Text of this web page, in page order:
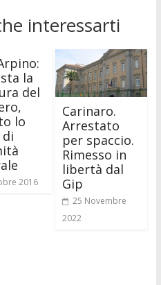
interessarti
la
del
lo
2016
Carinaro.
Arrestato
per spaccio.
Rimesso in
libertà dal
Gip
25 Novembre
2022